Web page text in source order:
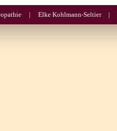
Elke Kohlmann-Seltier